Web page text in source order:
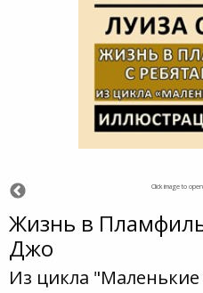
Click image to
Жизнь в
Джо
Из цикла